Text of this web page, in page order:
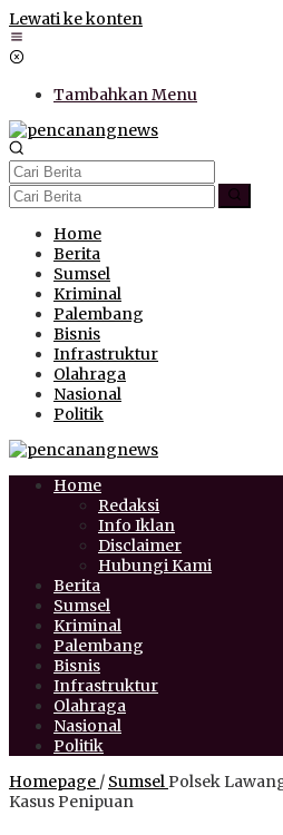
Lewati ke konten
Tambahkan Menu
Home
Berita
Sumsel
Kriminal
Palembang
Bisnis
Infrastruktur
Olahraga
Nasional
Politik
Home
Redaksi
Info Iklan
Disclaimer
Hubungi Kami
Berita
Sumsel
Kriminal
Palembang
Bisnis
Infrastruktur
Olahraga
Nasional
Politik
Homepage / SumselPolsek
Kasus Penipuan